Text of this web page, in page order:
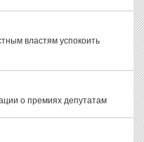
властям успокоить
о премиях депутатам